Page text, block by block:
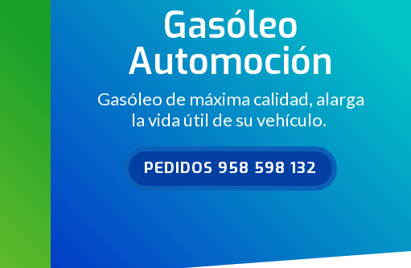
Gasóleo
Automoción
Gasóleo de máxima calidad, alarga
la vida útil de su vehículo.
PEDIDOS 958 598 132